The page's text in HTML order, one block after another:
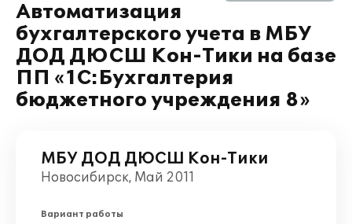
Автоматизация
бухгалтерского учета в МБУ
ДОД ДЮСШ Кон-Тики на базе
ПП «1С:Бухгалтерия
бюджетного учреждения 8»
МБУ ДОД ДЮСШ Кон-Тики
Новосибирск, Май 2011
Вариант работы